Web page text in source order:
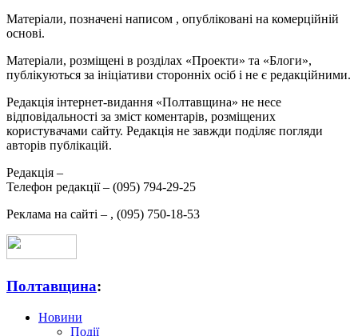
Матеріали, позначені написом , опубліковані на комерційній
основі.
Матеріали, розміщені в розділах «Проекти» та «Блоги»,
публікуються за ініціативи сторонніх осіб і не є редакційними.
Редакція інтернет-видання «Полтавщина» не несе
відповідальності за зміст коментарів, розміщених
користувачами сайту. Редакція не завжди поділяє погляди
авторів публікацій.
Редакція –
Телефон редакції – (095) 794-29-25
Реклама на сайті – , (095) 750-18-53
Полтавщина:
Новини
Події